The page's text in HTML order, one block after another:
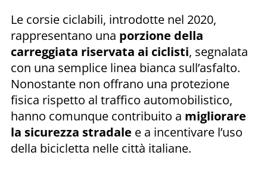
Le corsie ciclabili, introdotte nel 2020,
rappresentano una porzione della
carreggiata riservata ai ciclisti, segnalata
con una semplice linea bianca sull’asfalto.
Nonostante non offrano una protezione
fisica rispetto al traffico automobilistico,
hanno comunque contribuito a migliorare
la sicurezza stradale e a incentivare l’uso
della bicicletta nelle città italiane.